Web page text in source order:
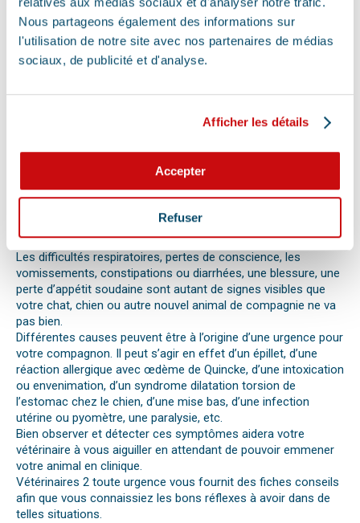
Nous partageons également des informations sur
l'utilisation de notre site avec nos partenaires de médias
sociaux, de publicité et d'analyse.
Afficher les détails
Accepter
Refuser
QUE FAIRE EN CAS D’URGENCE ?
Face à son animal souffrant, nous sommes nombreux à
perdre nos moyens. En effet, s’il n’est pas possible de se
peuvent être salvateurs.
contacter le vétérinaire de garde ou la clinique d’urgence
sécurité de votre animal pour ne pas empirer la situation.
Pour pouvoir détecter un mal-être chez son animal et décrire
signaux. Tout comportement anormal ou abattement doit
vous alerter.
Les difficultés respiratoires, pertes de conscience, les
vomissements, constipations ou diarrhées, une blessure, une
perte d’appétit soudaine sont autant de signes visibles que
votre chat, chien ou autre nouvel animal de compagnie ne va
pas bien.
Différentes causes peuvent être à l’origine d’une urgence pour
votre compagnon. Il peut s’agir en effet d’un épillet, d’une
réaction allergique avec œdème de Quincke, d’une intoxication
ou envenimation, d’un syndrome dilatation torsion de
l’estomac chez le chien, d’une mise bas, d’une infection
utérine ou pyomètre, une paralysie, etc.
Bien observer et détecter ces symptômes aidera votre
vétérinaire à vous aiguiller en attendant de pouvoir emmener
votre animal en clinique.
Vétérinaires 2 toute urgence vous fournit des fiches conseils
afin que vous connaissiez les bons réflexes à avoir dans de
telles situations.